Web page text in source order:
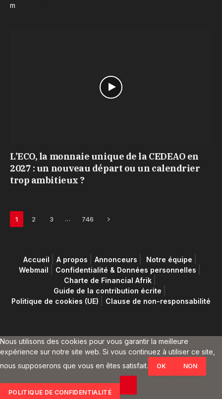
m
L’ECO, la monnaie unique de la CEDEAO en
2027 : un nouveau départ ou un calendrier
trop ambitieux ?
1 2 3 … 746 Next
Accueil A propos Annonceurs
Notre équipe
Webmail
Confidentialité & Données personnelles
Charte de Financial Afrik
Guide de la contribution écrite
Politique de cookies (UE)
Clause de non-responsabilité
Nous utilisons des cookies pour vous garantir la meilleure
expérience sur notre site web. Si vous continuez à utiliser ce site,
nous supposerons que vous en êtes satisfait.
OK NON
POLITIQUE DE CONFIDENTIALITÉ